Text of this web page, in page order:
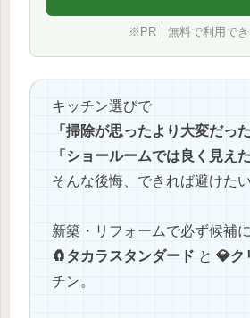
※PR｜無料で利用で
キッチン選びで
「掃除が思ったより大変だっ
「ショールームでは良く見え
そんな後悔、できれば避けた
新築・リフォームで必ず候補
🧲タカラスタンダード と 💎ク
チン。